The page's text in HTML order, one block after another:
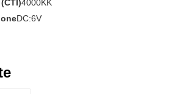
4000KK
DC:6V